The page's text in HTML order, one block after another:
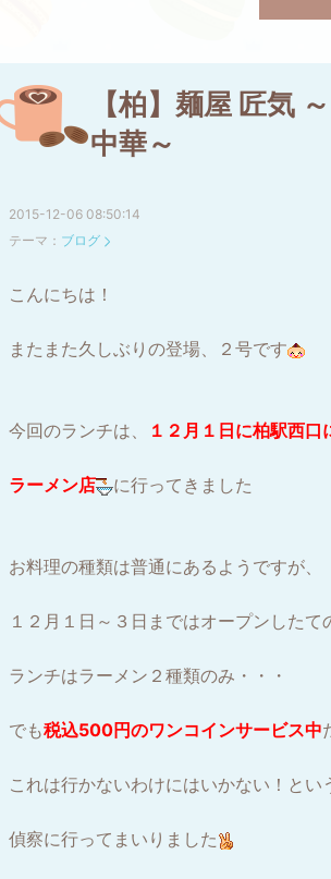
【柏】麺屋 匠気
中華～
2015-12-06 08:50:14
テーマ： ブログ
こんにちは！
またまた久しぶりの登場、２号です
今回のランチは、 １２月１日に柏駅西口
ラーメン店 に行ってきました
お料理の種類は普通にあるようですが、
１２月１日～３日まではオープンしたて
ランチはラーメン２種類のみ・・・
でも税込500円のワンコインサービス中
これは行かないわけにはいかない！とい
偵察に行ってまいりました